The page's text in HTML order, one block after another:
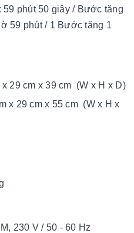
phút 50 giây / Bước tăng
59 phút / 1 Bước tăng 1
29 cm x 39 cm (W x H x D)
x 29 cm x 55 cm (W x H x
230 V / 50 - 60 Hz